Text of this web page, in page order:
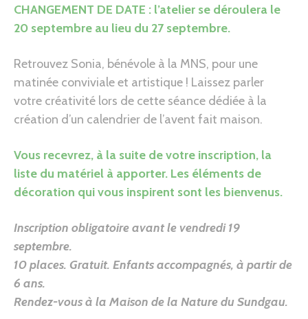
CHANGEMENT DE DATE : l’atelier se déroulera le
20 septembre au lieu du 27 septembre.
Retrouvez Sonia, bénévole à la MNS, pour une
matinée conviviale et artistique ! Laissez parler
votre créativité lors de cette séance dédiée à la
création d’un calendrier de l’avent fait maison.
Vous recevrez, à la suite de votre inscription, la
liste du matériel à apporter. Les éléments de
décoration qui vous inspirent sont les bienvenus.
Inscription obligatoire avant le vendredi 19
septembre.
10 places. Gratuit. Enfants accompagnés, à partir de
6 ans.
Rendez-vous à la Maison de la Nature du Sundgau.